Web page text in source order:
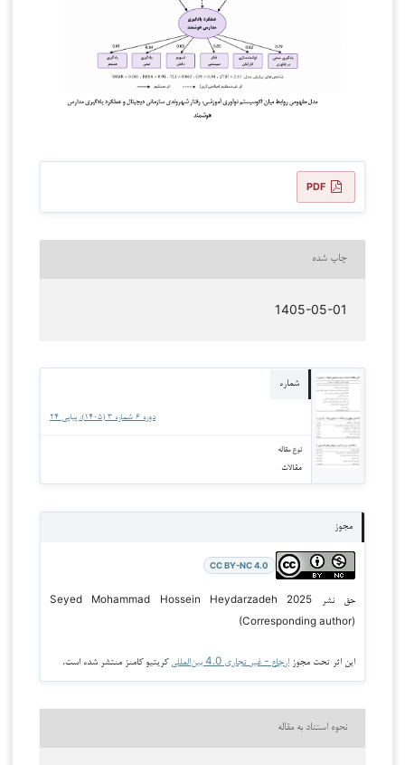
PDF
چاپ شده
1405-05-01
شماره
دوره 6 شماره 3 (1405): پیاپی 24
نوع مقاله
مقالات
مجوز
CC BY-NC 4.0
حق نشر 2025 Seyed Mohammad Hossein Heydarzadeh
(Corresponding author)
این اثر تحت مجوز ارجاع - غیر تجاری 4.0 بین‌المللی کریتیو کامنز منتشر شده است.
نحوه استناد به مقاله